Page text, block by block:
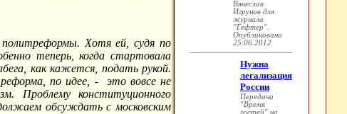
Хотя ей, судя по
теперь, когда стартовала
как кажется, подать рукой.
по идее, - это вовсе не
Проблему конституционного
обсуждать с московским